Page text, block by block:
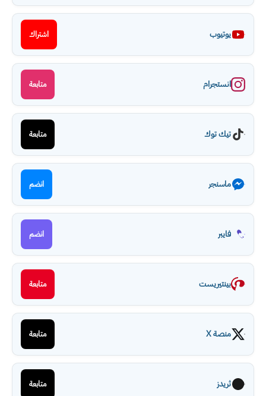
يوتيوب اشتراك
انستجرام متابعة
تيك توك متابعة
ماسنجر انضم
فايبر انضم
بينتيريست متابعة
منصة X متابعة
ثريدز متابعة